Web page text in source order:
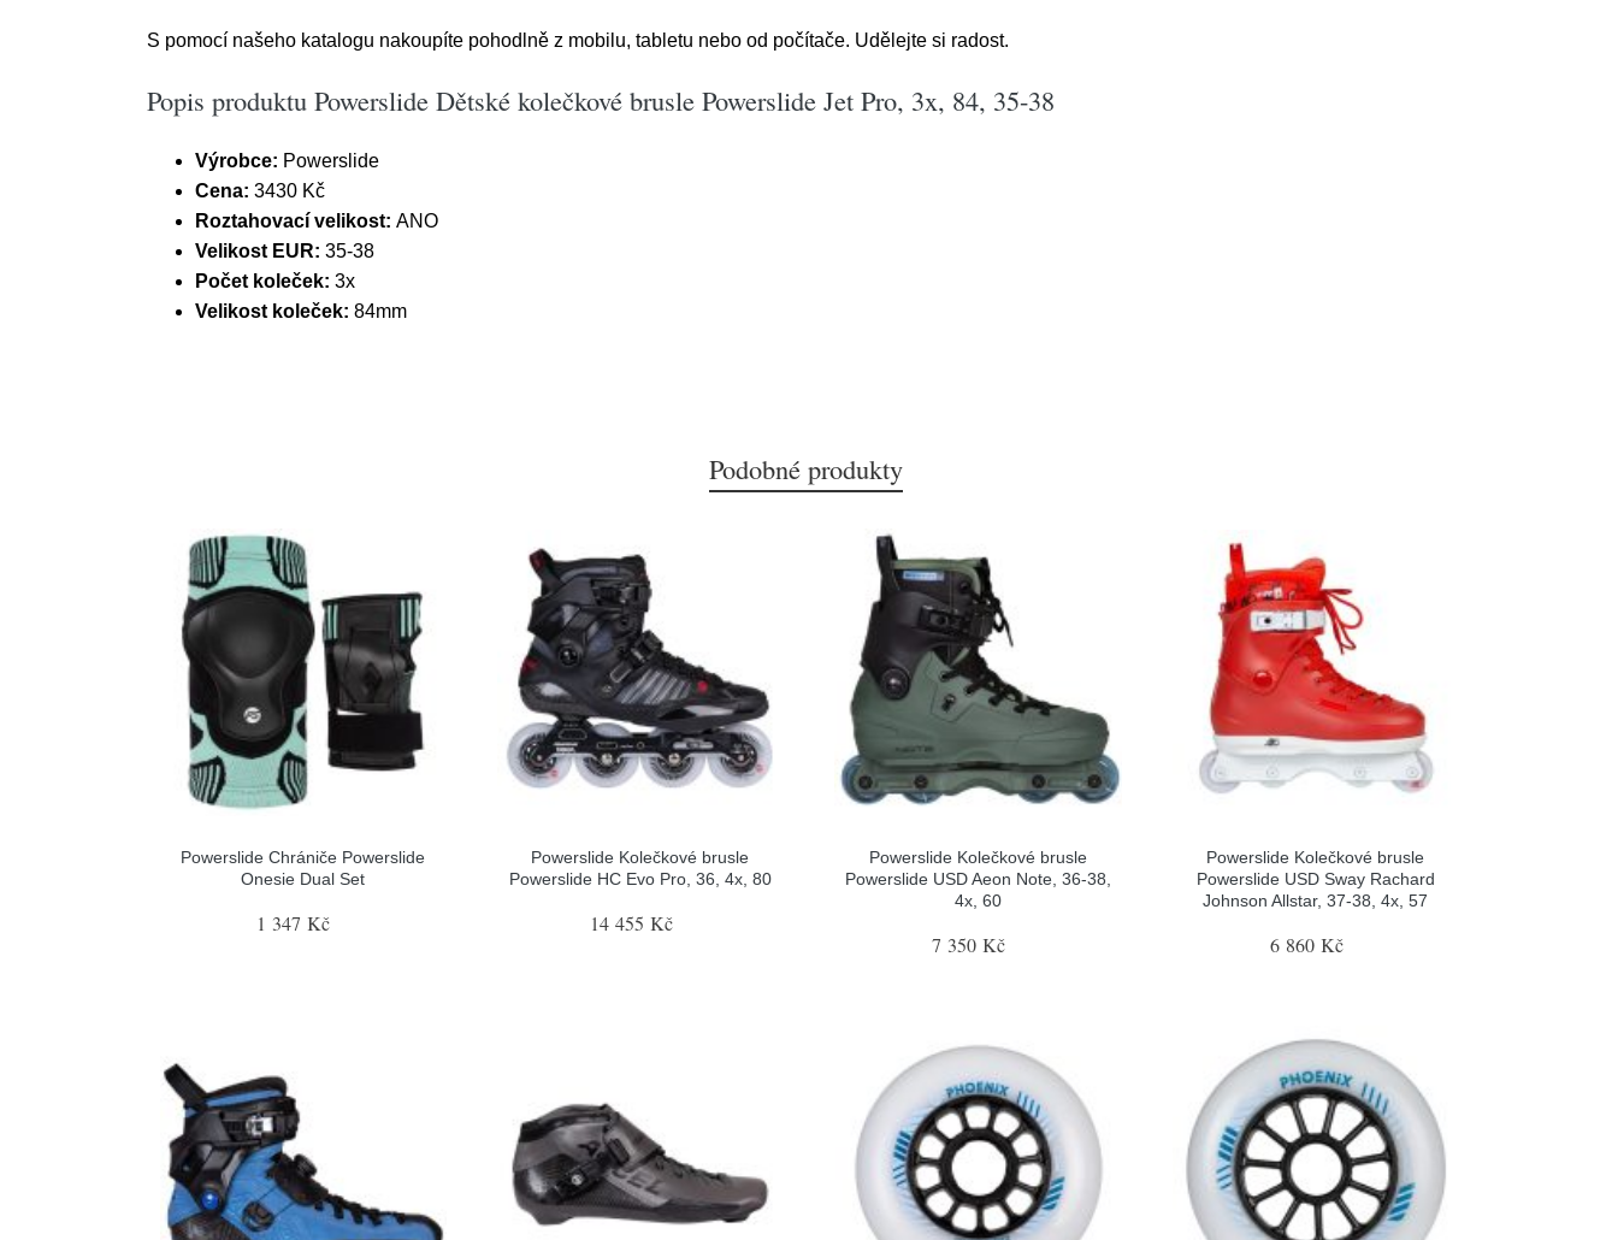
S pomocí našeho katalogu nakoupíte pohodlně z mobilu, tabletu nebo od počítače. Udělejte si radost.
Popis produktu Powerslide Dětské kolečkové brusle Powerslide Jet Pro, 3x, 84, 35-38
Výrobce: Powerslide
Cena: 3430 Kč
Roztahovací velikost: ANO
Velikost EUR: 35-38
Počet koleček: 3x
Velikost koleček: 84mm
Podobné produkty
Powerslide Chrániče Powerslide
Onesie Dual Set
1 347 Kč
Powerslide Kolečkové brusle
Powerslide HC Evo Pro, 36, 4x, 80
14 455 Kč
Powerslide Kolečkové brusle
Powerslide USD Aeon Note, 36-38,
4x, 60
7 350 Kč
Powerslide Kolečkové brusle
Powerslide USD Sway Rachard
Johnson Allstar, 37-38, 4x, 57
6 860 Kč